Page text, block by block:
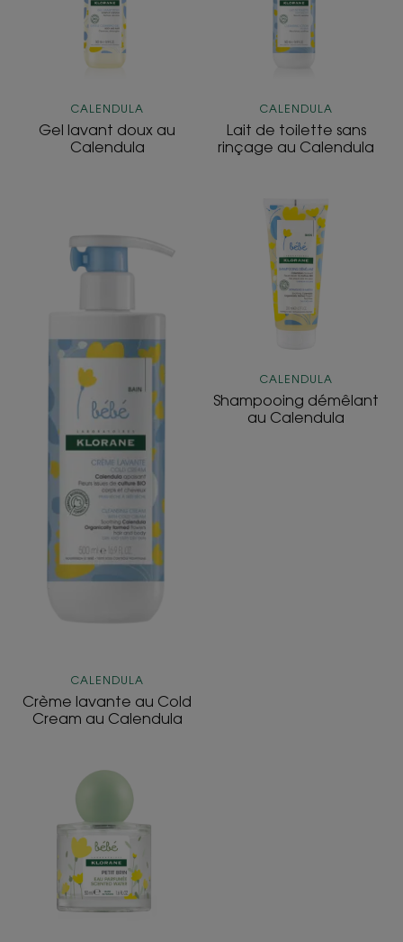
CALENDULA
Gel lavant doux au
Calendula
au
Calendula
CALENDULA
Lait de toilette sans
rinçage au Calendula
Cold
CALENDULA
Crème lavante au Cold
Cream au Calendula
Shampooing
au
Calendula
CALENDULA
Shampooing démêlant
au Calendula
PETIT
BRIN
Eau
parfumée